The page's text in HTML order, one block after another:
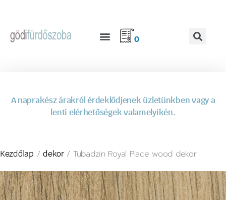
0
A naprakész árakról érdeklődjenek üzletünkben vagy a
lenti elérhetőségek valamelyikén.
Kezdőlap /dekor/ Tubadzin Royal Place wood dekor